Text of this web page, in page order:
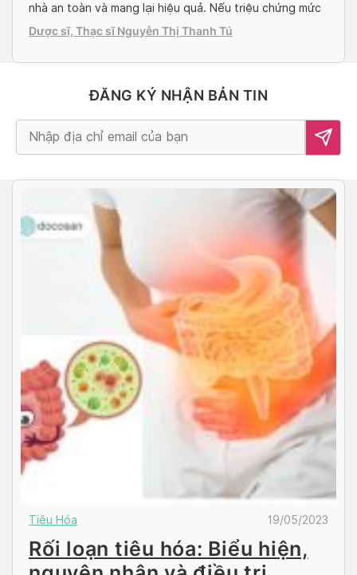
nhà an toàn và mang lại hiệu quả. Nếu triệu chứng mức
độ nhẹ, thay vì dùng cách chữa rối loạn tiêu hóa nhanh
nhất là uống thuốc kháng axit, người […]
Dược sĩ, Thạc sĩ Nguyễn Thị Thanh Tú
ĐĂNG KÝ NHẬN BẢN TIN
Tiêu Hóa 19/05/2023
Rối loạn tiêu hóa: Biểu hiện,